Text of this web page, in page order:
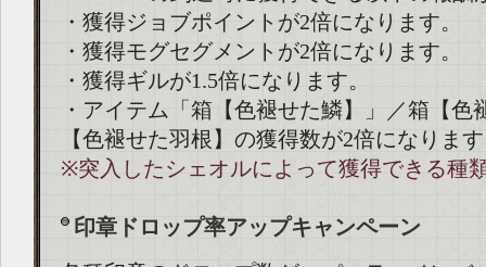
・獲得ジョブポイントが2倍になります。
・獲得モグセグメントが2倍になります。
・獲得ギルが1.5倍になります。
・アイテム「箱【色褪せた鱗】」／箱【色
【色褪せた羽根】の獲得数が2倍になりま
※突入したシェオルによって獲得できる種
印章ドロップ率アップキャンペーン